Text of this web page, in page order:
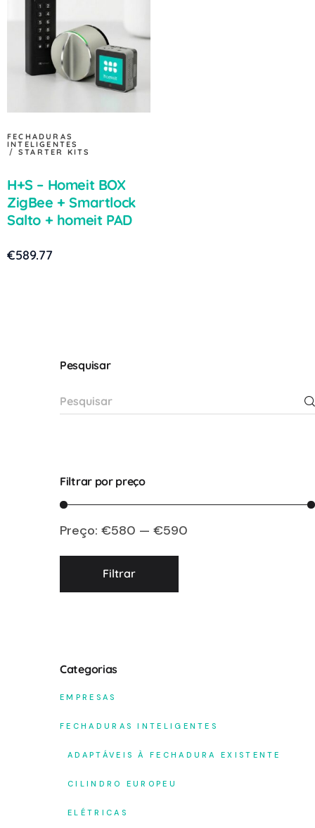
FECHADURAS
INTELIGENTES
STARTER KITS
H+S – Homeit BOX
ZigBee + Smartlock
Salto + homeit PAD
€589.77
Pesquisar
Filtrar por preço
Filtrar
Preço:€580 —€590
Categorias
EMPRESAS
FECHADURAS INTELIGENTES
ADAPTÁVEIS À FECHADURA EXISTENTE
CILINDRO EUROPEU
ELÉTRICAS